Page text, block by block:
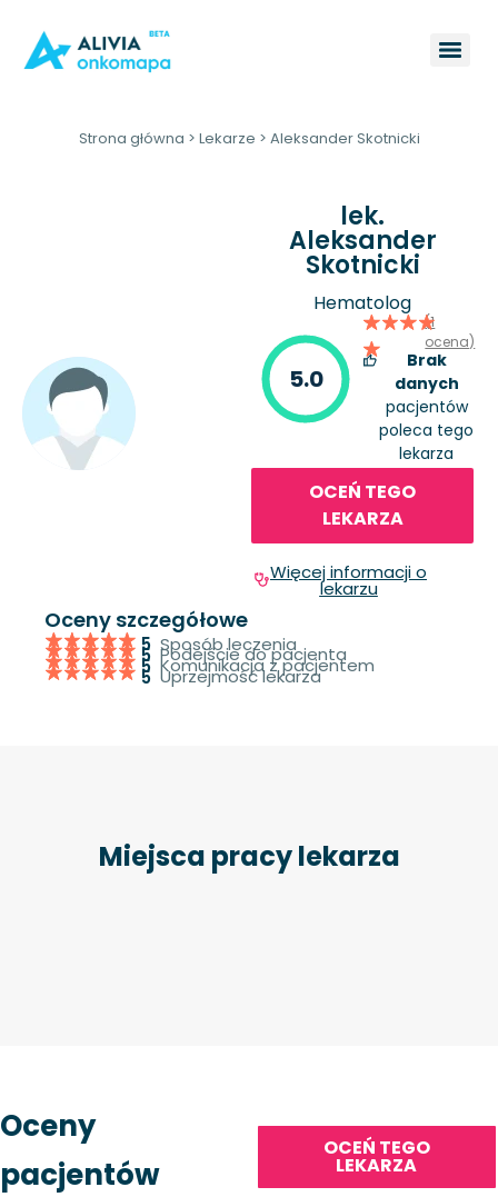
Strona główna > Lekarze > Aleksander Skotnicki
lek.
Aleksander
Skotnicki
Hematolog
5.0
(1
ocena)
Brak
danych
pacjentów
poleca tego
lekarza
OCEŃ TEGO
LEKARZA
Więcej informacji o
lekarzu
Oceny szczegółowe
5 Sposób leczenia
5 Podejście do pacjenta
5 Komunikacja z pacjentem
5 Uprzejmość lekarza
Miejsca pracy lekarza
Oceny
pacjentów
OCEŃ TEGO
LEKARZA